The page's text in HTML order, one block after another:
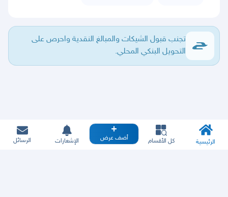
تجنب قبول الشيكات والمبالغ النقدية واحرص على
التحويل البنكي المحلي.
الرئيسية كل الأقسام أضف عرض الإشعارات الرسائل